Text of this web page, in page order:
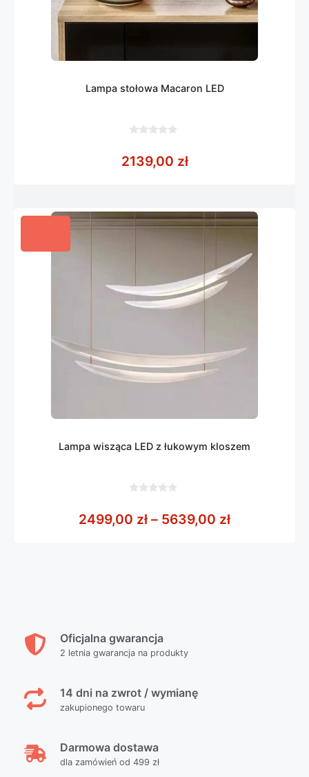
Lampa stołowa Macaron LED
5
2139,00 zł
Lampa wisząca LED z łukowym kloszem
5
2499,00 zł – 5639,00 złZakres cen:
Oficjalna gwarancja
2 letnia gwarancja na produkty
14 dni na zwrot / wymianę
zakupionego towaru
Darmowa dostawa
dla zamówień od 499 zł